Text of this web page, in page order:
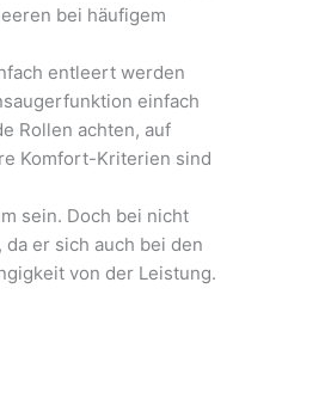
bei häufigem
entleert werden
einfach
Rollen achten, auf
Komfort-Kriterien sind
sein. Doch bei nicht
er sich auch bei den
von der Leistung.